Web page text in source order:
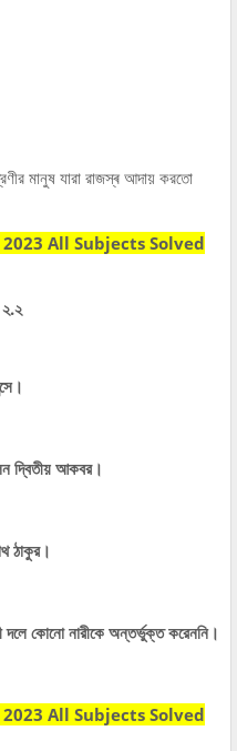
মানুষ যারা রাজস্ৰ আদায় করতো
All Subjects Solved
২.২
দ্বিতীয় আকবর।
ঠাকুর।
দলে কোনো নারীকে অন্তর্ভুক্ত করেননি।
All Subjects Solved